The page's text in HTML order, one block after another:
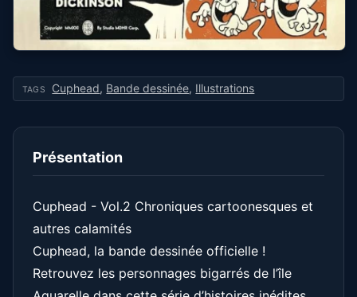
TAGS Cuphead, Bande dessinée, Illustrations
Présentation
Cuphead - Vol.2 Chroniques cartoonesques et
autres calamités
Cuphead, la bande dessinée officielle !
Retrouvez les personnages bigarrés de l’île